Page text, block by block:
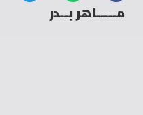
مـــــاهر بــدر